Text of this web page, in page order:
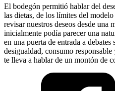
El bodegón permitió hablar del
las dietas, de los límites del
revisar nuestros deseos desde una
inicialmente podía parecer una
en una puerta de entrada a
desigualdad, consumo
te lleva a hablar de un montón de